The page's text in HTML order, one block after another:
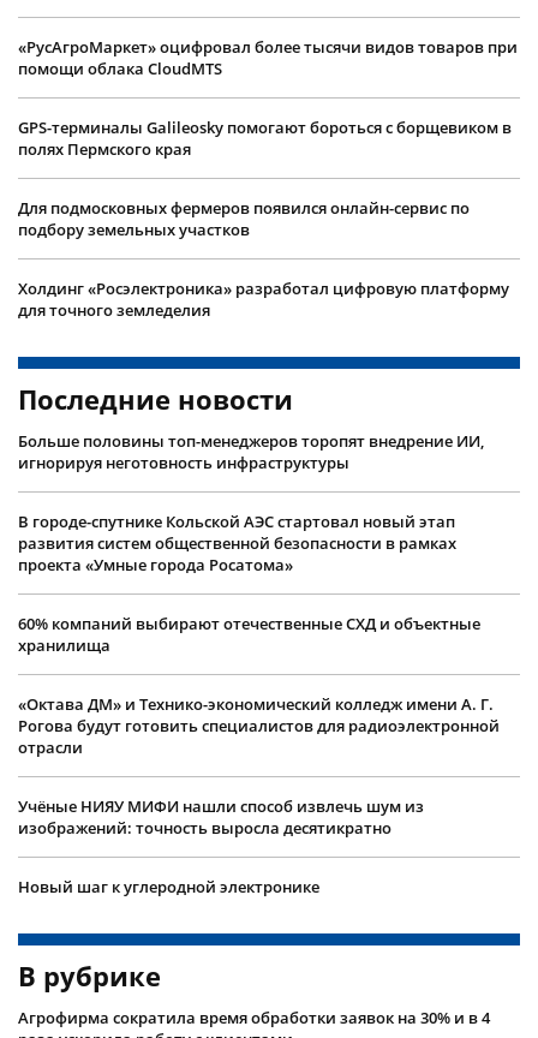
«РусАгроМаркет» оцифровал более тысячи видов товаров при
помощи облака CloudMTS
GPS-терминалы Galileosky помогают бороться с борщевиком в
полях Пермского края
Для подмосковных фермеров появился онлайн-сервис по
подбору земельных участков
Холдинг «Росэлектроника» разработал цифровую платформу
для точного земледелия
Последние новости
Больше половины топ-менеджеров торопят внедрение ИИ,
игнорируя неготовность инфраструктуры
В городе-спутнике Кольской АЭС стартовал новый этап
развития систем общественной безопасности в рамках
проекта «Умные города Росатома»
60% компаний выбирают отечественные СХД и объектные
хранилища
«Октава ДМ» и Технико-экономический колледж имени А. Г.
Рогова будут готовить специалистов для радиоэлектронной
отрасли
Учëные НИЯУ МИФИ нашли способ извлечь шум из
изображений: точность выросла десятикратно
Новый шаг к углеродной электронике
В рубрике
Агрофирма сократила время обработки заявок на 30% и в 4